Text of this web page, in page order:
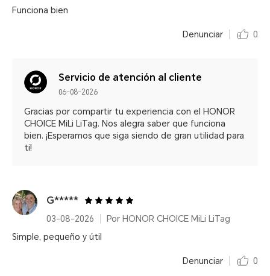
Funciona bien
Denunciar 0
Servicio de atención al cliente
06-08-2026
Gracias por compartir tu experiencia con el HONOR
CHOICE MiLi LiTag. Nos alegra saber que funciona
bien. ¡Esperamos que siga siendo de gran utilidad para
ti!
G*****
03-08-2026
Por HONOR CHOICE MiLi LiTag
Simple, pequeño y útil
Denunciar 0